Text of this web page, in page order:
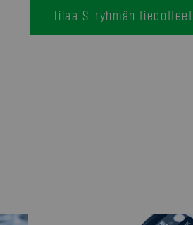
Tilaa S-ryhmän tiedotteet